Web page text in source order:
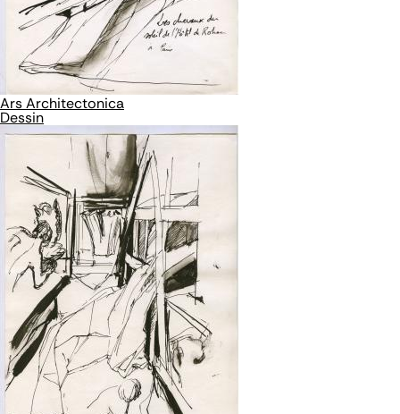
Ars Architectonica
Dessin